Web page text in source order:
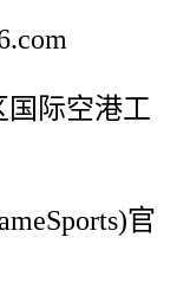
际空港工
官